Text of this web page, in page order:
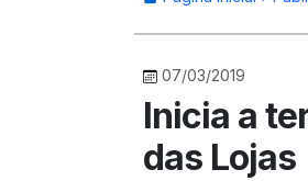
07/03/2019
Inicia a
das Lojas